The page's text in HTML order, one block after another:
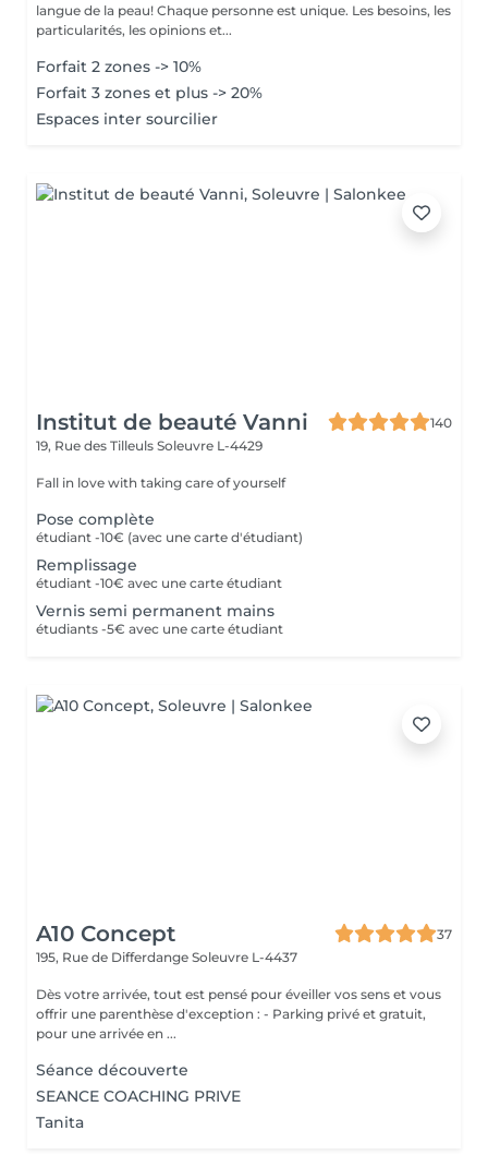
langue de la peau! Chaque personne est unique. Les besoins, les
particularités, les opinions et...
Forfait 2 zones -> 10%
Forfait 3 zones et plus -> 20%
Espaces inter sourcilier
Institut de beauté Vanni
140
19, Rue des Tilleuls Soleuvre L-4429
Fall in love with taking care of yourself
Pose complète
étudiant -10€ (avec une carte d'étudiant)
Remplissage
étudiant -10€ avec une carte étudiant
Vernis semi permanent mains
étudiants -5€ avec une carte étudiant
A10 Concept
37
195, Rue de Differdange Soleuvre L-4437
Dès votre arrivée, tout est pensé pour éveiller vos sens et vous
offrir une parenthèse d'exception : - Parking privé et gratuit,
pour une arrivée en ...
Séance découverte
SEANCE COACHING PRIVE
Tanita